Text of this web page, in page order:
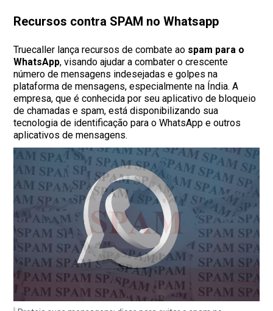
Recursos contra SPAM no Whatsapp
Truecaller lança recursos de combate ao spam para o
WhatsApp, visando ajudar a combater o crescente
número de mensagens indesejadas e golpes na
plataforma de mensagens, especialmente na Índia. A
empresa, que é conhecida por seu aplicativo de bloqueio
de chamadas e spam, está disponibilizando sua
tecnologia de identificação para o WhatsApp e outros
aplicativos de mensagens.